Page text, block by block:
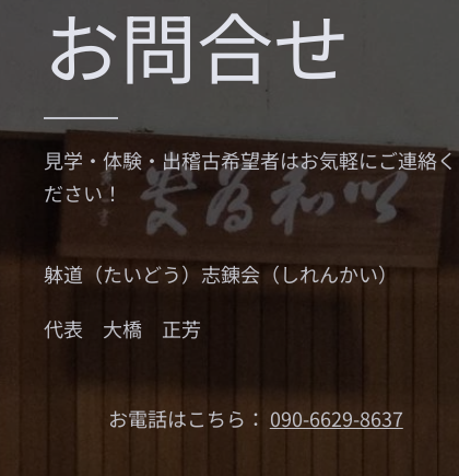
お問合せ
見学・体験・出稽古希望者はお気軽にご連絡く
ださい！
躰道（たいどう）志錬会（しれんかい）
代表 大橋 正芳
お電話はこちら： 090-6629-8637